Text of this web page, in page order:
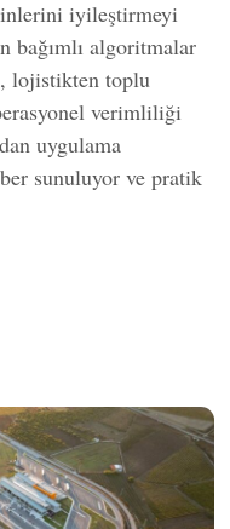
iyileştirmeyi
bağımlı algoritmalar
lojistikten toplu
verimliliği
uygulama
sunuluyor ve pratik